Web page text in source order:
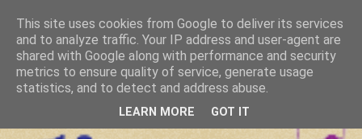
This site uses cookies from Google to deliver its services
and to analyze traffic. Your IP address and user-agent are
shared with Google along with performance and security
metrics to ensure quality of service, generate usage
statistics, and to detect and address abuse.
LEARN MORE GOT IT